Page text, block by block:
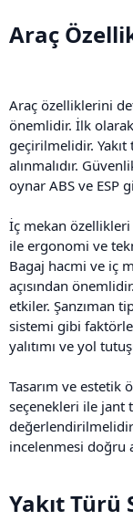
Araç
Araç özelliklerini
önemlidir. İlk
geçirilmelidir.
alınmalıdır.
oynar ABS ve ESP
İç mekan
ile ergonomi ve
Bagaj hacmi ve iç
açısından
etkiler. Şanzıman
sistemi gibi
yalıtımı ve yol
Tasarım ve estetik
seçenekleri ile jant
incelenmesi doğru
Yakıt